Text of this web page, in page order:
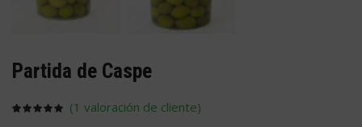
Partida de Caspe
(1 valoración de cliente)